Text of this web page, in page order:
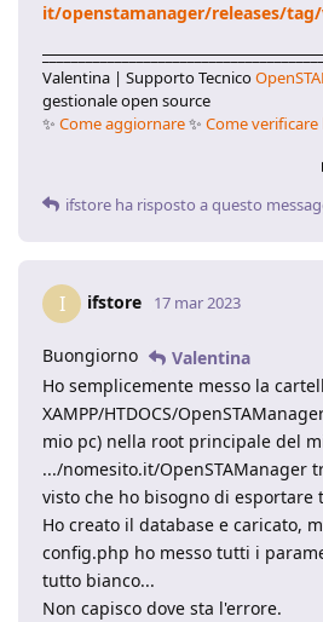
it/openstamanager/releases/tag/
Valentina | Supporto Tecnico
gestionale open source
✨ Come aggiornare✨ Come
ifstore ha risposto a questo
I ifstore 17 mar 2023
Buongiorno
Valentina
Ho semplicemente messo la
XAMPP/HTDOCS/
mio pc) nella root principale del
.../nomesito.it/OpenSTAManager
visto che ho bisogno di
Ho creato il database e caricato,
config.php ho messo tutti i
tutto bianco...
Non capisco dove sta l'errore.